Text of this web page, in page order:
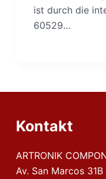
ist durch die
60529…
Kontakt
ARTRONIK
Av. San Marcos 31B